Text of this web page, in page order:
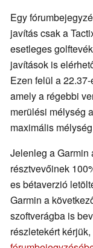
Egy
javítás csak a
esetleges
javítások is
Ezen felül a
amely a régebbi
merülési mélység
maximális
Jelenleg a Garmin
résztvevőinek
es bétaverzió
Garmin a
szoftverágba is
részletekért